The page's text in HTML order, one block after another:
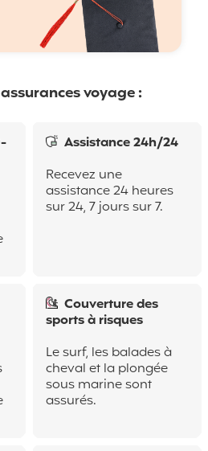
voyage :
Assistance 24h/24
Recevez une
assistance 24 heures
sur 24, 7 jours sur 7.
Couverture des
sports à risques
Le surf, les balades à
cheval et la plongée
sous marine sont
assurés.